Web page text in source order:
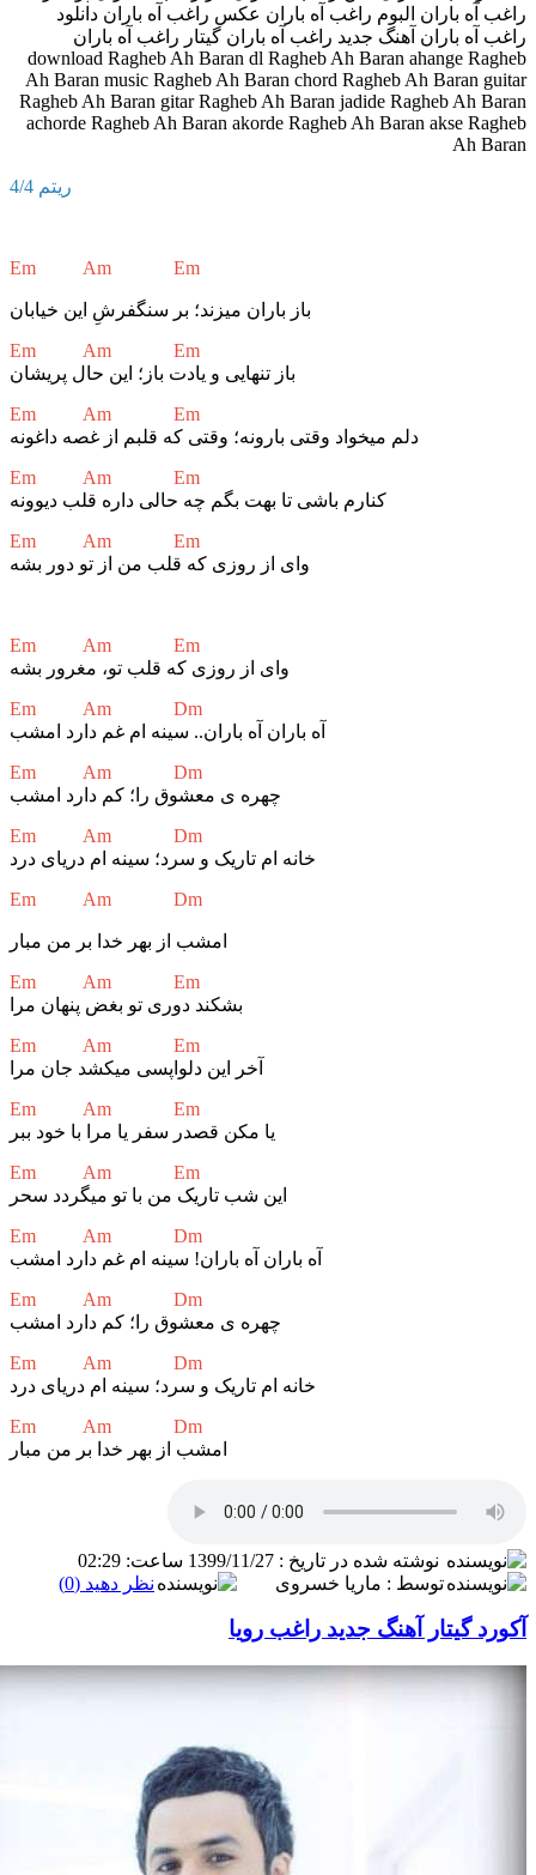
Em Am Em
باز باران میزند؛ بر سنگفرشِ این خیابان
Em Am Em
باز تنهایی و یادت باز؛ این حال پریشان
Em Am Em
دلم میخواد وقتی بارونه؛ وقتی که قلبم از غصه داغونه
Em Am Em
کنارم باشی تا بهت بگم چه حالی داره قلب دیوونه
Em Am Em
وای از روزی که قلب من از تو دور بشه
Em Am Em
وای از روزی که قلب تو، مغرور بشه
Em Am Dm
آه باران آه باران.. سینه ام غم دارد امشب
Em Am Dm
چهره ی معشوق را؛ کم دارد امشب
Em Am Dm
Em Am Dm
امشب از بهر خدا بر من مبار
Em Am Em
بشکند دوری تو بغض پنهان مرا
Em Am Em
آخر این دلواپسی میکشد جان مرا
Em Am Em
یا مکن قصدر سفر یا مرا با خود ببر
Em Am Em
این شب تاریک من با تو میگردد سحر
Em Am Dm
آه باران آه باران! سینه ام غم دارد امشب
Em Am Dm
چهره ی معشوق را؛ کم دارد امشب
Em Am Dm
خانه ام تاریک و سرد؛ سینه ام دریای درد
Em Am Dm
امشب از بهر خدا بر من مبار
نوشته شده در تاریخ : 1399/11/27 ساعت: 02:29
توسط : ماریا خسروی
نظر دهید (0)
گیتار آهنگ جدید راغب رویا